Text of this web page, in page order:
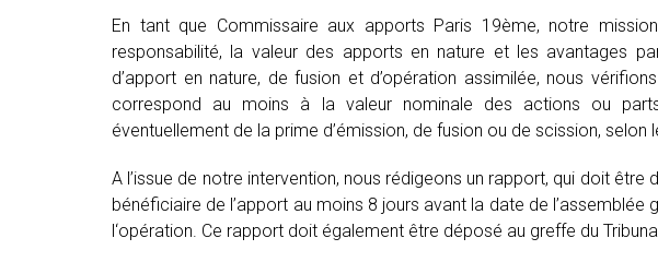
En tant que Commissaire aux apports Paris 19ème, notre
responsabilité, la valeur des apports en nature et les avantages
d’apport en nature, de fusion et d’opération assimilée, nous
correspond au moins à la valeur nominale des actions ou
éventuellement de la prime d’émission, de fusion ou de scission, selon
A l’issue de notre intervention, nous rédigeons un rapport, qui doit
bénéficiaire de l’apport au moins 8 jours avant la date de
l‘opération. Ce rapport doit également être déposé au greffe du